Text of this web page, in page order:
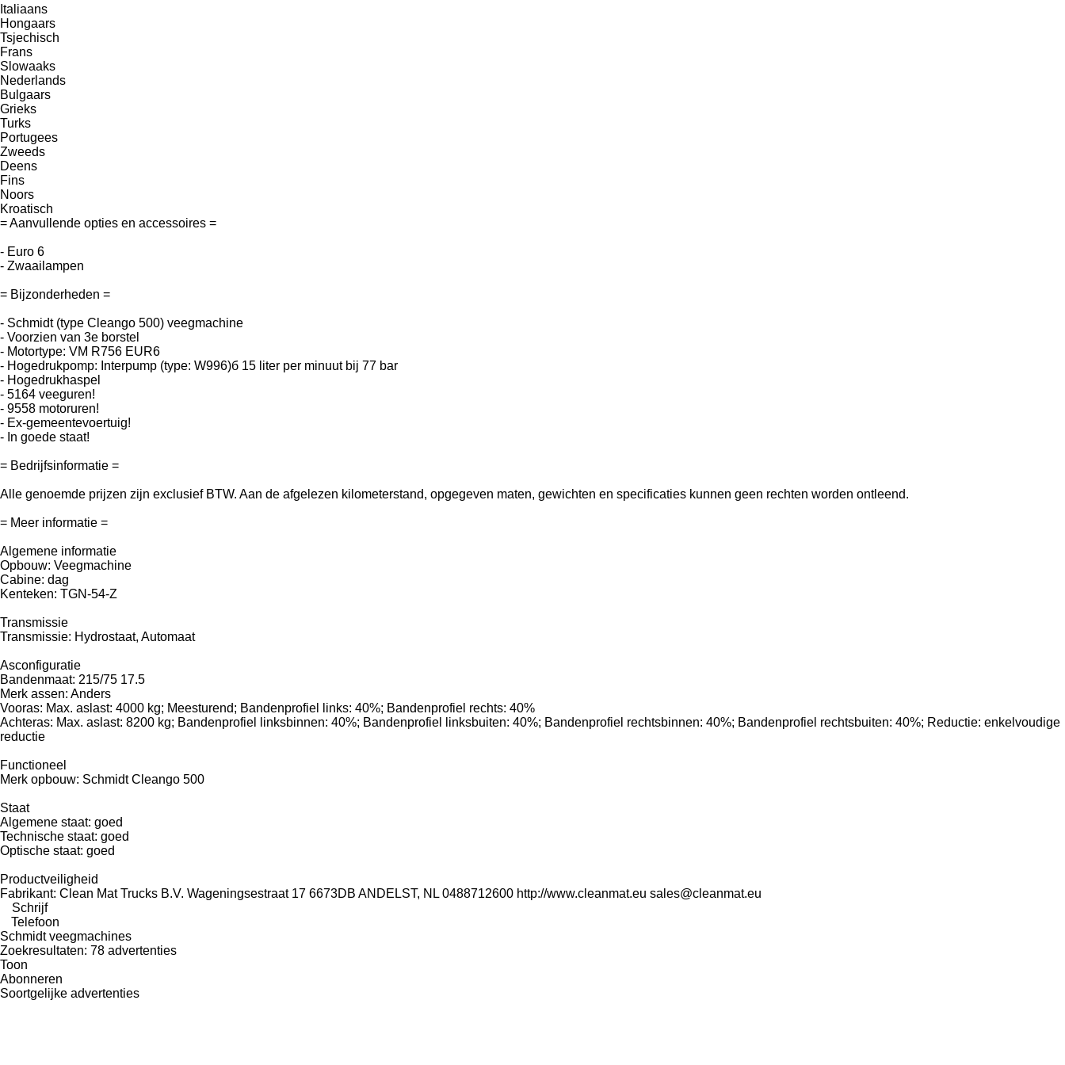
Italiaans
Hongaars
Tsjechisch
Frans
Slowaaks
Nederlands
Bulgaars
Grieks
Turks
Portugees
Zweeds
Deens
Fins
Noors
Kroatisch
= Aanvullende opties en accessoires =
- Euro 6
- Zwaailampen
= Bijzonderheden =
- Schmidt (type Cleango 500) veegmachine
- Voorzien van 3e borstel
- Motortype: VM R756 EUR6
- Hogedrukpomp: Interpump (type: W996)б 15 liter per minuut bij 77 bar
- Hogedrukhaspel
- 5164 veeguren!
- 9558 motoruren!
- Ex-gemeentevoertuig!
- In goede staat!
= Bedrijfsinformatie =
Alle genoemde prijzen zijn exclusief BTW. Aan de afgelezen kilometerstand, opgegeven maten, gewichten en specificaties kunnen geen rechten worden ontleend.
= Meer informatie =
Algemene informatie
Opbouw: Veegmachine
Cabine: dag
Kenteken: TGN-54-Z
Transmissie
Transmissie: Hydrostaat, Automaat
Asconfiguratie
Bandenmaat: 215/75 17.5
Merk assen: Anders
Vooras: Max. aslast: 4000 kg; Meesturend; Bandenprofiel links: 40%; Bandenprofiel rechts: 40%
Achteras: Max. aslast: 8200 kg; Bandenprofiel linksbinnen: 40%; Bandenprofiel linksbuiten: 40%; Bandenprofiel rechtsbinnen: 40%; Bandenprofiel rechtsbuiten: 40%; Reductie: enkelvoudige
reductie
Functioneel
Merk opbouw: Schmidt Cleango 500
Staat
Algemene staat: goed
Technische staat: goed
Optische staat: goed
Productveiligheid
Fabrikant: Clean Mat Trucks B.V. Wageningsestraat 17 6673DB ANDELST, NL 0488712600 http://www.cleanmat.eu sales@cleanmat.eu
Schrijf
Telefoon
Schmidt veegmachines
Zoekresultaten: 78 advertenties
Toon
Abonneren
Soortgelijke advertenties